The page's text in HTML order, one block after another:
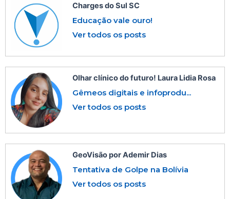
Charges do Sul SC
Educação vale ouro!
Ver todos os posts
Olhar clínico do futuro! Laura Lidia Rosa
Gêmeos digitais e infoprodu...
Ver todos os posts
GeoVisão por Ademir Dias
Tentativa de Golpe na Bolívia
Ver todos os posts